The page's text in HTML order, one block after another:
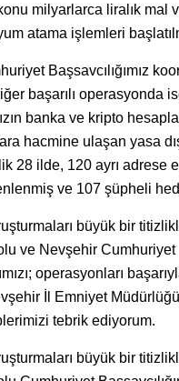
milyarlarca liralık mal
atama işlemleri
Başsavcılığımız
başarılı operasyonda
banka ve kripto
hacmine ulaşan yasa
28 ilde, 120 ayrı adrese
ve 107 şüpheli
büyük bir
ve Nevşehir Cumhuriyet
operasyonları
İl Emniyet
tebrik ediyorum.
büyük bir